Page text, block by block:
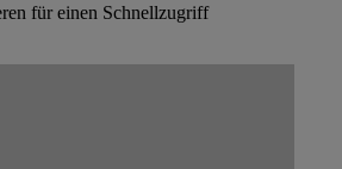
für einen Schnellzugriff